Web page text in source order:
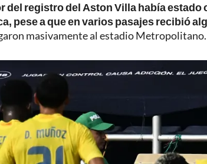
del registro del Aston Villa había
pese a que en varios pasajes recibió
masivamente al estadio Metropolitano.